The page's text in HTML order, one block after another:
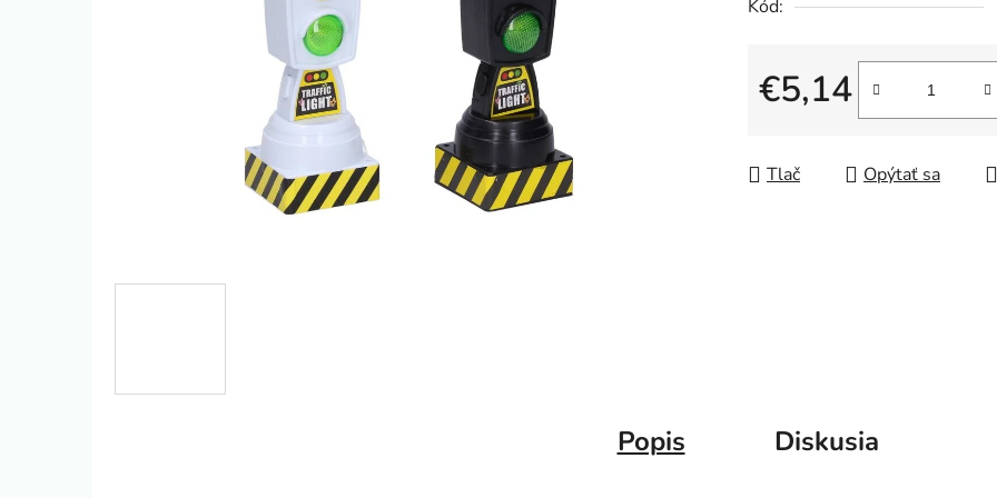
Kód:
€5,14
Jednotková cena:
Tlač Opýtať sa
Popis Diskusia